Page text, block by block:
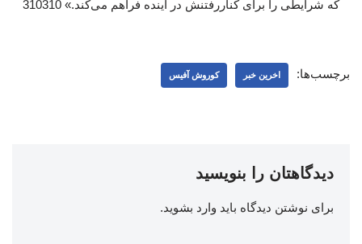
که شرایطی را برای کناررفتنش در آینده فراهم می‌کند.» 310310
برچسب‌ها: اخرین خبر کوروش آفیس
دیدگاهتان را بنویسید
برای نوشتن دیدگاه باید وارد بشوید.